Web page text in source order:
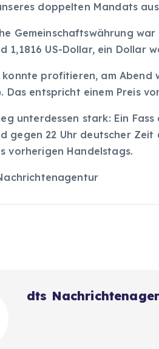
doppelten Mandats
Gemeinschaftswährung
1,1816 US-Dollar, ein Dollar
profitieren, am Abend
Das entspricht einem Preis
unterdessen stark: Ein
gegen 22 Uhr deutscher Zeit
vorherigen Handelstags.
dts